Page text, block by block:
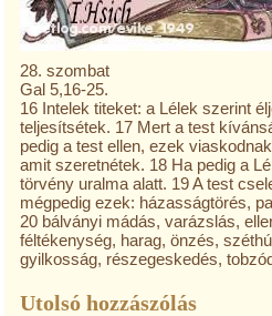
28. szombat
Gal 5,16-25.
16 Intelek titeket: a Lélek szerint
teljesítsétek. 17 Mert a test
pedig a test ellen, ezek
amit szeretnétek. 18 Ha pedig a
törvény uralma alatt. 19 A test
mégpedig ezek: házasságtörés,
20 bálványi mádás, varázslás,
féltékenység, harag, önzés,
gyilkosság, részegeskedés,
Utolsó hozzászólás